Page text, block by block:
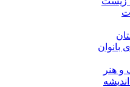
بانوان
و هنر